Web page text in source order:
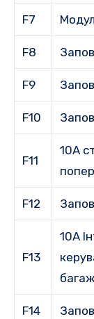
F7
F8
F9
F10
F11
10A
F12
F13
10A
F14